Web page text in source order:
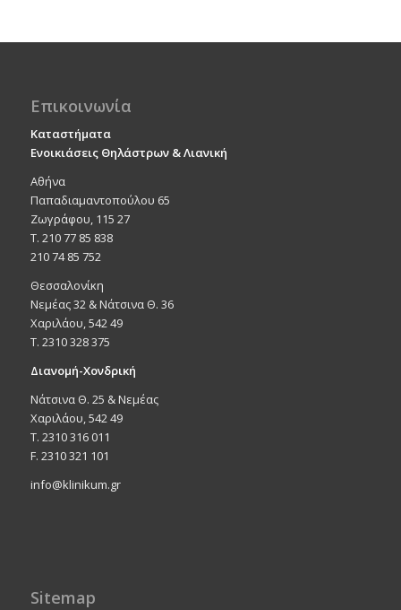
Επικοινωνία
Καταστήματα
Ενοικιάσεις Θηλάστρων & Λιανική
Αθήνα
Παπαδιαμαντοπούλου 65
Ζωγράφου, 115 27
Τ. 210 77 85 838
210 74 85 752
Θεσσαλονίκη
Νεμέας 32 & Νάτσινα Θ. 36
Χαριλάου, 542 49
T. 2310 328 375
Διανομή-Χονδρική
Νάτσινα Θ. 25 & Νεμέας
Χαριλάου, 542 49
T. 2310 316 011
F. 2310 321 101
info@klinikum.gr
Sitemap